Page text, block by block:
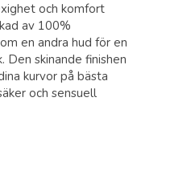
och komfort
av 100%
en andra hud för en
skinande finishen
kurvor på bästa
och sensuell